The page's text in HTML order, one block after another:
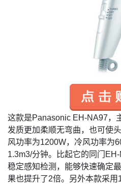
这款是Panasonic EH-NA97，
发质更加柔顺无弯曲，也可使
风功率为1200W，冷风功率为
1.3m3/分钟。比起它的同门
稳定感知检测，能够快速确定
果也提升了2倍。另外本款采用